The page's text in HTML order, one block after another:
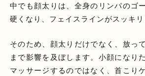
中でも顔太りは、全身のリンパのゴ
硬くなり、フェイスラインがスッキリ
そのため、顔太りだけでなく、放っ
まで影響を及ぼします。小顔になり
マッサージするのではなく、首こり